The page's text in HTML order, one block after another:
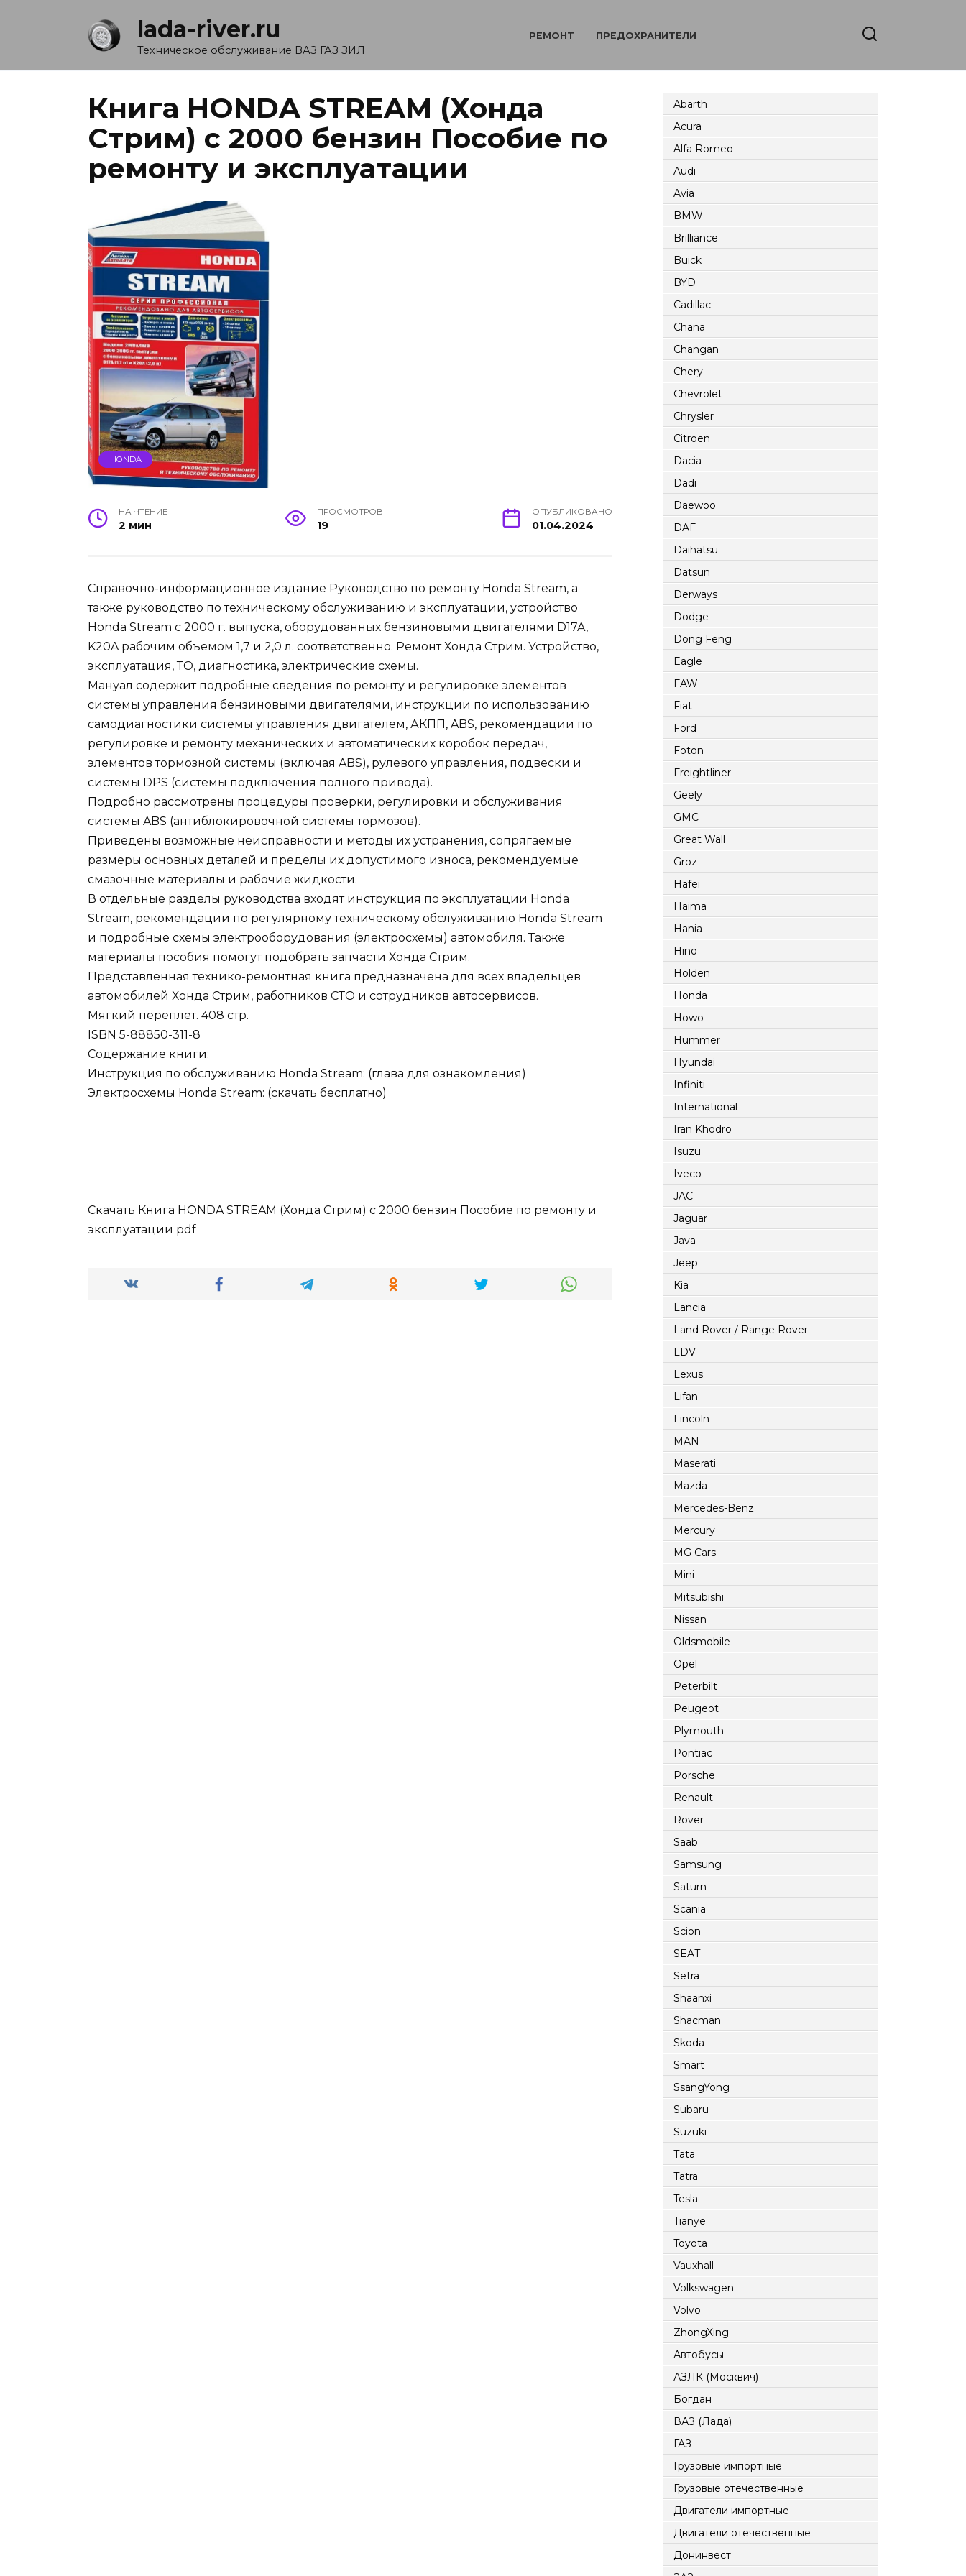
lada-river.ru
Техническое обслуживание ВАЗ ГАЗ ЗИЛ
РЕМОНТ ПРЕДОХРАНИТЕЛИ
Книга HONDA STREAM (Хонда
Стрим) с 2000 бензин Пособие по
ремонту и эксплуатации
HONDA
НА ЧТЕНИЕ
2 мин
ПРОСМОТРОВ
19
ОПУБЛИКОВАНО
01.04.2024
Справочно-информационное издание Руководство по ремонту Honda Stream, а
также руководство по техническому обслуживанию и эксплуатации, устройство
Honda Stream с 2000 г. выпуска, оборудованных бензиновыми двигателями D17A,
K20A рабочим объемом 1,7 и 2,0 л. соответственно. Ремонт Хонда Стрим. Устройство,
эксплуатация, ТО, диагностика, электрические схемы.
Мануал содержит подробные сведения по ремонту и регулировке элементов
системы управления бензиновыми двигателями, инструкции по использованию
самодиагностики системы управления двигателем, АКПП, ABS, рекомендации по
регулировке и ремонту механических и автоматических коробок передач,
элементов тормозной системы (включая ABS), рулевого управления, подвески и
системы DPS (системы подключения полного привода).
Подробно рассмотрены процедуры проверки, регулировки и обслуживания
системы ABS (антиблокировочной системы тормозов).
Приведены возможные неисправности и методы их устранения, сопрягаемые
размеры основных деталей и пределы их допустимого износа, рекомендуемые
смазочные материалы и рабочие жидкости.
В отдельные разделы руководства входят инструкция по эксплуатации Honda
Stream, рекомендации по регулярному техническому обслуживанию Honda Stream
и подробные схемы электрооборудования (электросхемы) автомобиля. Также
материалы пособия помогут подобрать запчасти Хонда Стрим.
Представленная технико-ремонтная книга предназначена для всех владельцев
автомобилей Хонда Стрим, работников СТО и сотрудников автосервисов.
Мягкий переплет. 408 стр.
ISBN 5-88850-311-8
Содержание книги:
Инструкция по обслуживанию Honda Stream: (глава для ознакомления)
Электросхемы Honda Stream: (скачать бесплатно)
Скачать Книга HONDA STREAM (Хонда Стрим) с 2000 бензин Пособие по ремонту и
эксплуатации pdf
Abarth
Acura
Alfa Romeo
Audi
Avia
BMW
Brilliance
Buick
BYD
Cadillac
Chana
Changan
Chery
Chevrolet
Chrysler
Citroen
Dacia
Dadi
Daewoo
DAF
Daihatsu
Datsun
Derways
Dodge
Dong Feng
Eagle
FAW
Fiat
Ford
Foton
Freightliner
Geely
GMC
Great Wall
Groz
Hafei
Haima
Hania
Hino
Holden
Honda
Howo
Hummer
Hyundai
Infiniti
International
Iran Khodro
Isuzu
Iveco
JAC
Jaguar
Java
Jeep
Kia
Lancia
Land Rover / Range Rover
LDV
Lexus
Lifan
Lincoln
MAN
Maserati
Mazda
Mercedes-Benz
Mercury
MG Cars
Mini
Mitsubishi
Nissan
Oldsmobile
Opel
Peterbilt
Peugeot
Plymouth
Pontiac
Porsche
Renault
Rover
Saab
Samsung
Saturn
Scania
Scion
SEAT
Setra
Shaanxi
Shacman
Skoda
Smart
SsangYong
Subaru
Suzuki
Tata
Tatra
Tesla
Tianye
Toyota
Vauxhall
Volkswagen
Volvo
ZhongXing
Автобусы
АЗЛК (Москвич)
Богдан
ВАЗ (Лада)
ГАЗ
Грузовые импортные
Грузовые отечественные
Двигатели импортные
Двигатели отечественные
Донинвест